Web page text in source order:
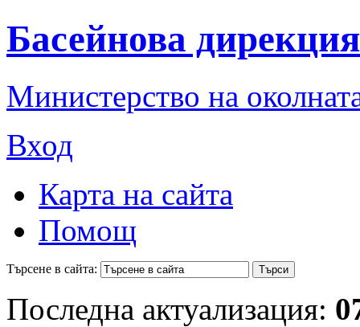
Басейнова
Министерство на
Вход
Карта на сайта
Помощ
Търсене в сайта:
Последна актуализация: